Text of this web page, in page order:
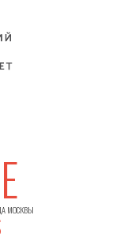
МОСКВЫ